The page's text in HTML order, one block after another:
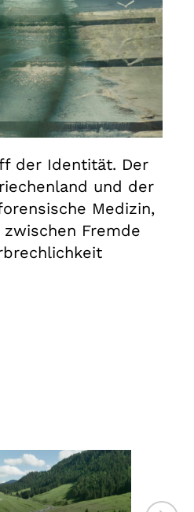
der Identität. Der
und der
Medizin,
Fremde